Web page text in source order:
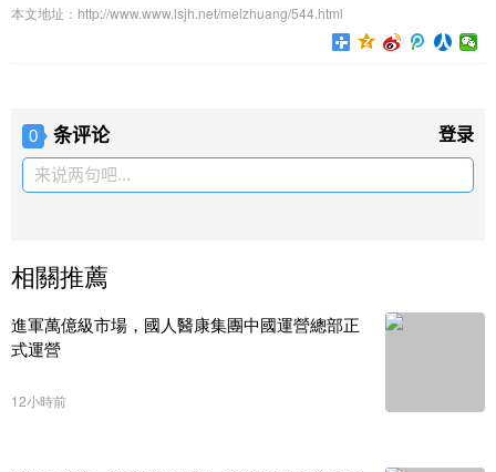
本文地址：http://www.www.lsjh.net/meizhuang/544.html
0 条评论 登录
来说两句吧...
相關推薦
進軍萬億級市場，國人醫康集團中國運營總部正
式運營
12小時前